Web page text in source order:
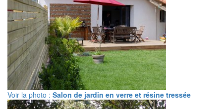
Voir la photo : Salon de jardin en verre et résine tressée